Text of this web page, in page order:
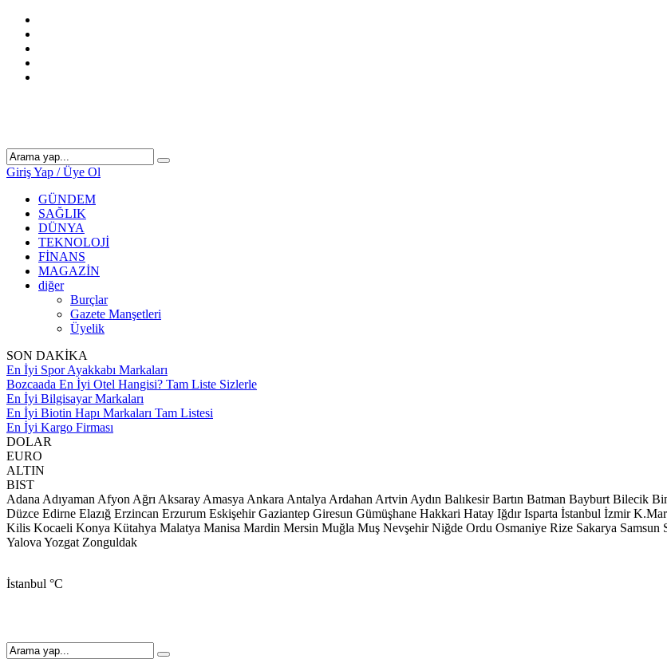
Giriş Yap / Üye Ol
GÜNDEM
SAĞLIK
DÜNYA
TEKNOLOJİ
FİNANS
MAGAZİN
diğer
Burçlar
Gazete Manşetleri
Üyelik
SON DAKİKA
En İyi Spor Ayakkabı Markaları
Bozcaada En İyi Otel Hangisi? Tam Liste Sizlerle
En İyi Bilgisayar Markaları
En İyi Biotin Hapı Markaları Tam Listesi
En İyi Kargo Firması
DOLAR
EURO
ALTIN
BIST
Adana Adıyaman Afyon Ağrı Aksaray Amasya Ankara Antalya Ardahan Artvin Aydın Balıkesir Bartın Batman Bayburt Bilecik
Düzce Edirne Elazığ Erzincan Erzurum Eskişehir Gaziantep Giresun Gümüşhane Hakkari Hatay Iğdır Isparta İstanbul İzmir
Kilis Kocaeli Konya Kütahya Malatya Manisa Mardin Mersin Muğla Muş Nevşehir Niğde Ordu Osmaniye Rize Sakarya Samsun
Yalova Yozgat Zonguldak
İstanbul °C